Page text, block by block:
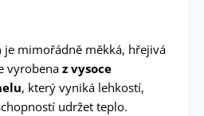
je mimořádně měkká, hřejivá
vyrobena z vysoce
, který vyniká lehkostí,
udržet teplo.